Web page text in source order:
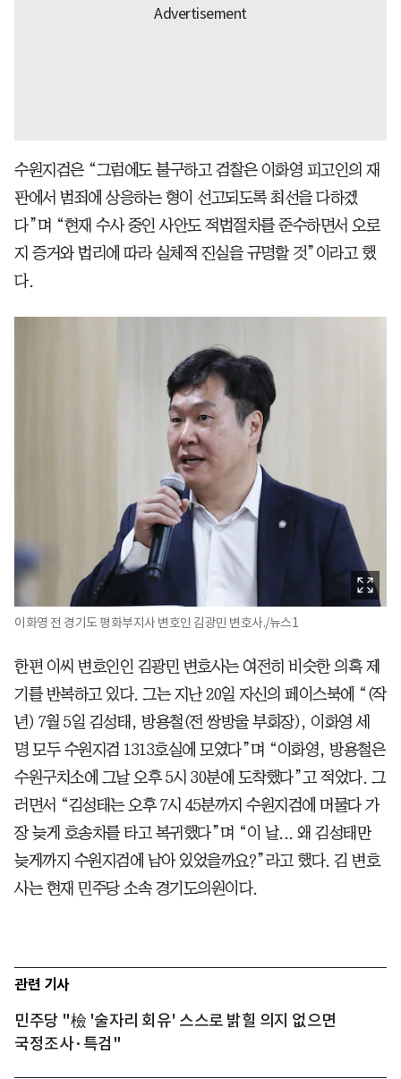
수원지검은 “그럼에도 불구하고 검찰은 이화영 피고인의 재
판에서 범죄에 상응하는 형이 선고되도록 최선을 다하겠
다”며 “현재 수사 중인 사안도 적법절차를 준수하면서 오로
지 증거와 법리에 따라 실체적 진실을 규명할 것”이라고 했
다.
이화영 전 경기도 평화부지사 변호인 김광민 변호사./뉴스1
한편 이씨 변호인인 김광민 변호사는 여전히 비슷한 의혹 제
기를 반복하고 있다. 그는 지난 20일 자신의 페이스북에 “(작
년) 7월 5일 김성태, 방용철(전 쌍방울 부회장), 이화영 세
명 모두 수원지검 1313호실에 모였다”며 “이화영, 방용철은
수원구치소에 그날 오후 5시 30분에 도착했다”고 적었다. 그
러면서 “김성태는 오후 7시 45분까지 수원지검에 머물다 가
장 늦게 호송차를 타고 복귀했다”며 “이 날... 왜 김성태만
늦게까지 수원지검에 남아 있었을까요?”라고 했다. 김 변호
사는 현재 민주당 소속 경기도의원이다.
관련 기사
민주당 "檢 '술자리 회유' 스스로 밝힐 의지 없으면
국정조사·특검"